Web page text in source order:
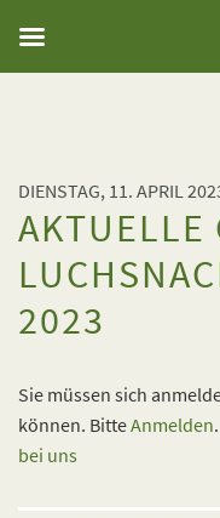
DIENSTAG, 11. APRIL
AKTUELLE
2023
Sie müssen sich
können. BitteAnmelden
bei uns